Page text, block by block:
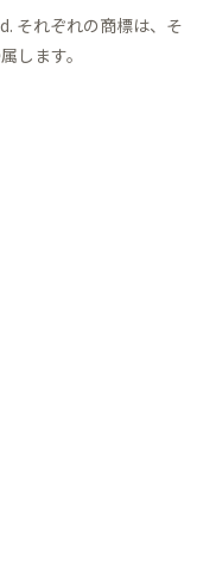
それぞれの商標は、そ
します。